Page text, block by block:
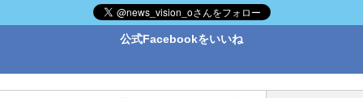
公式Facebookをいいね